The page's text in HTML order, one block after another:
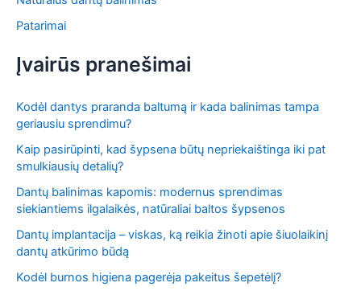
Patarimai
Įvairūs pranešimai
Kodėl dantys praranda baltumą ir kada balinimas tampa
geriausiu sprendimu?
Kaip pasirūpinti, kad šypsena būtų nepriekaištinga iki pat
smulkiausių detalių?
Dantų balinimas kapomis: modernus sprendimas
siekiantiems ilgalaikės, natūraliai baltos šypsenos
Dantų implantacija – viskas, ką reikia žinoti apie šiuolaikinį
dantų atkūrimo būdą
Kodėl burnos higiena pagerėja pakeitus šepetėlį?